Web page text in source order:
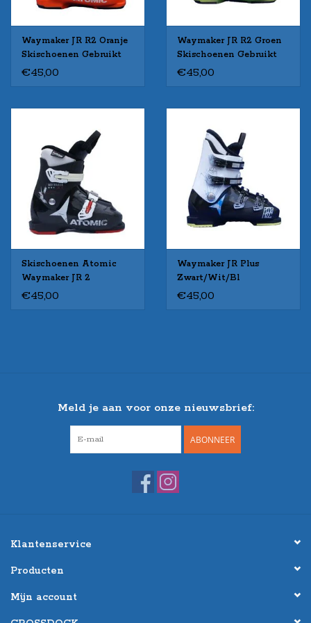
Waymaker JR R2 Oranje
Skischoenen Gebruikt
€45,00
Waymaker JR R2 Groen
Skischoenen Gebruikt
€45,00
Skischoenen Atomic
Waymaker JR 2
Zw/Wit/Rood Gebruikt
€45,00
Waymaker JR Plus
Zwart/Wit/Bl
Skischoenen Gebruikt
€45,00
Meld je aan voor onze nieuwsbrief:
ABONNEER
Klantenservice
Producten
Mijn account